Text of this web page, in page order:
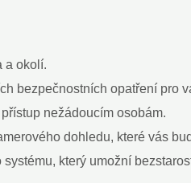
a okolí.
bezpečnostních opatření pro
nežádoucím osobám.
dohledu, které vás
který umožní